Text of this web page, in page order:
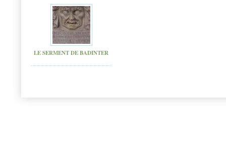
LE SERMENT DE BADINTER